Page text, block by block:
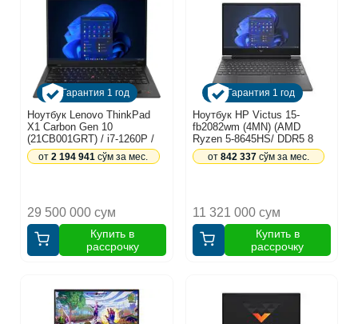
Гарантия 1 год
Ноутбук Lenovo ThinkPad
X1 Carbon Gen 10
(21CB001GRT) / i7-1260P /
16GB / SSD 512GB /
Windows 11 Pro / 14",
29 500 000 сум
от2 194 941 сўм за мес.
Купить в
рассрочку
Гарантия 1 год
Ноутбук HP Victus 15-
fb2082wm (4MN) (AMD
Ryzen 5-8645HS/ DDR5 8
GB/ SSD 512GB/ 15.6 FHD
IPS 144Hz/ 6GB RTX 4050/
11 321 000 сум
от 842 337сўм за мес.
Купить в
рассрочку